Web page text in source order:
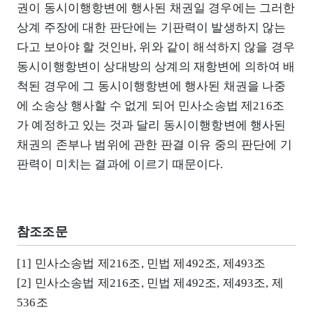
권이 동시이행항변에 행사된 채권일 경우에는 그러한
상계 주장에 대한 판단에는 기판력이 발생하지 않는
다고 보아야 할 것인바, 위와 같이 해석하지 않을 경우
동시이행항변이 상대방의 상계의 재항변에 의하여 배
척된 경우에 그 동시이행항변에 행사된 채권을 나중
에 소송상 행사할 수 없게 되어 민사소송법 제216조
가 예정하고 있는 것과 달리 동시이행항변에 행사된
채권의 존부나 범위에 관한 판결 이유 중의 판단에 기
판력이 미치는 결과에 이르기 때문이다.
참조조문
[1] 민사소송법 제216조, 민법 제492조, 제493조
[2] 민사소송법 제216조, 민법 제492조, 제493조, 제
536조